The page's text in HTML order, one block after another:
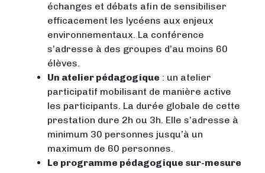
échanges et débats afin de sensibiliser
efficacement les lycéens aux enjeux
environnementaux. La conférence
s’adresse à des groupes d’au moins 60
élèves.
Un atelier pédagogique : un atelier
participatif mobilisant de manière active
les participants. La durée globale de cette
prestation dure 2h ou 3h. Elle s’adresse à
minimum 30 personnes jusqu’à un
maximum de 60 personnes.
Le programme pédagogique sur-mesure